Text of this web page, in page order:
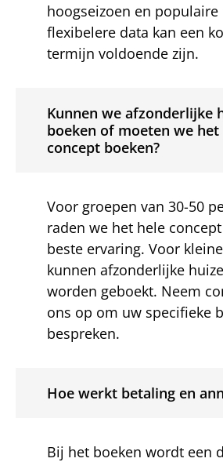
hoogseizoen en populaire
flexibelere data kan een
termijn voldoende zijn.
Kunnen we afzonderlijke
boeken of moeten we het
concept boeken?
Voor groepen van 30-50
raden we het hele
beste ervaring. Voor
kunnen afzonderlijke
worden geboekt. Neem
ons op om uw specifieke
bespreken.
Hoe werkt betaling en
Bij het boeken wordt een